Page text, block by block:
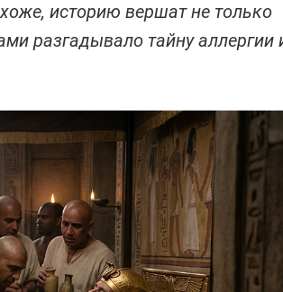
историю вершат не только
разгадывало тайну аллергии